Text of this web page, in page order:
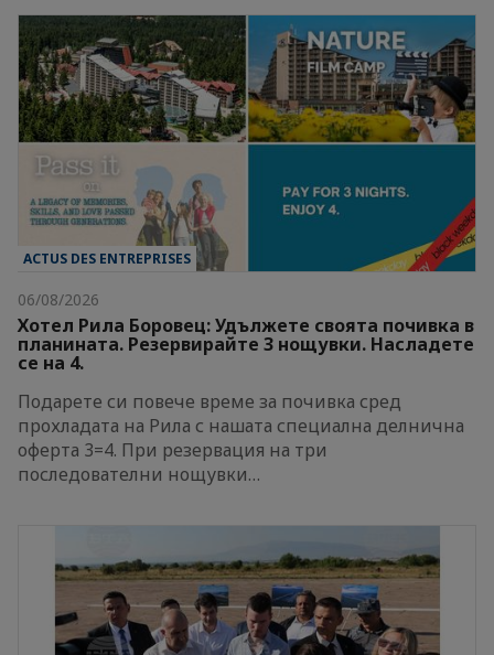
ACTUS DES ENTREPRISES
06/08/2026
Хотел Рила Боровец: Удължете своята почивка в
планината. Резервирайте 3 нощувки. Насладете
се на 4.
Подарете си повече време за почивка сред
прохладата на Рила с нашата специална делнична
оферта 3=4. При резервация на три
последователни нощувки…